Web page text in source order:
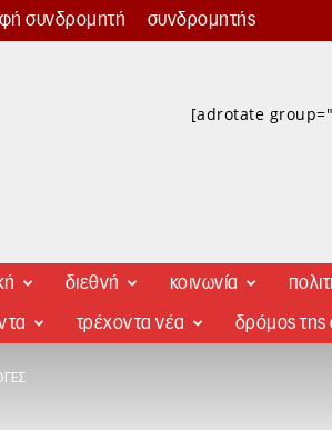
συνδρομητή συνδρομητής
[adrotate
διεθνή κοινωνία
τρέχοντα νέα δρόμος της